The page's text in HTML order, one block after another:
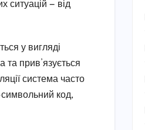
ситуацій — від
у вигляді
прив’язується
система часто
символьний код,